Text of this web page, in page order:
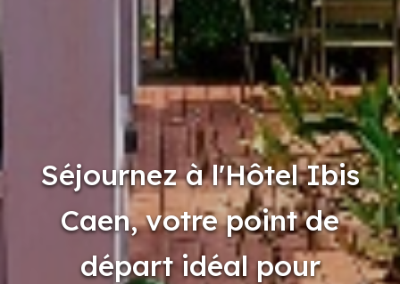
Séjournez à l'Hôtel Ibis
Caen, votre point de
départ idéal pour